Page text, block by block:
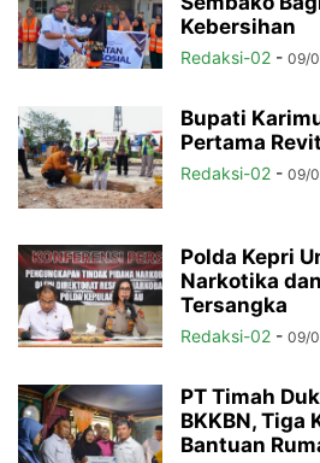
Kebersihan
Redaksi-02 - 09/
Bupati
Pertama
Redaksi-02 - 09/
Polda Kepri
Narkotika
Tersangka
Redaksi-02 - 09/
PT Timah
BKKBN, Tiga
Bantuan